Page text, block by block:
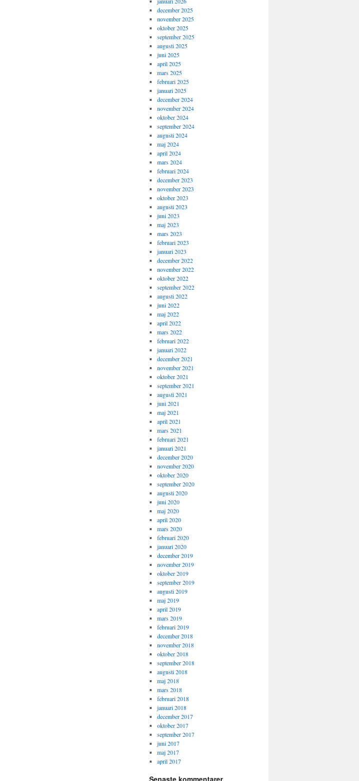
december 2025
november 2025
oktober 2025
september 2025
augusti 2025
juni 2025
april 2025
mars 2025
februari 2025
januari 2025
december 2024
november 2024
oktober 2024
september 2024
augusti 2024
maj 2024
april 2024
mars 2024
februari 2024
december 2023
november 2023
oktober 2023
augusti 2023
juni 2023
maj 2023
mars 2023
februari 2023
januari 2023
december 2022
november 2022
oktober 2022
september 2022
augusti 2022
juni 2022
maj 2022
april 2022
mars 2022
februari 2022
januari 2022
december 2021
november 2021
oktober 2021
september 2021
augusti 2021
juni 2021
maj 2021
april 2021
mars 2021
februari 2021
januari 2021
december 2020
november 2020
oktober 2020
september 2020
augusti 2020
juni 2020
maj 2020
april 2020
mars 2020
februari 2020
januari 2020
december 2019
november 2019
oktober 2019
september 2019
augusti 2019
maj 2019
april 2019
mars 2019
februari 2019
december 2018
november 2018
oktober 2018
september 2018
augusti 2018
maj 2018
mars 2018
februari 2018
januari 2018
december 2017
oktober 2017
september 2017
juni 2017
maj 2017
april 2017
Senaste kommentarer